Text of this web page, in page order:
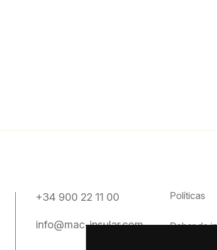
+34 900 22 11 00
info@mac-insular.com
Políticas
Deber de